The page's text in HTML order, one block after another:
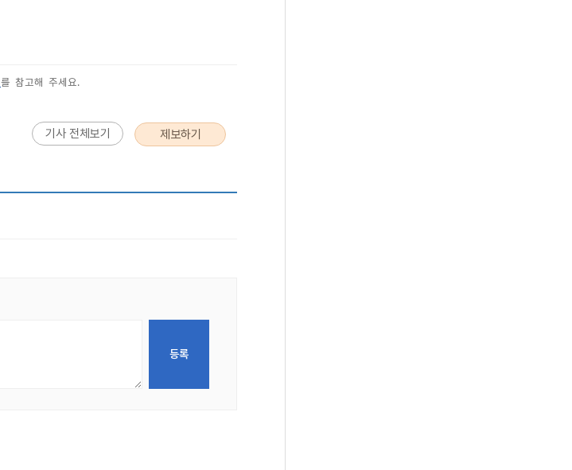
를 참고해 주세요.
기사 전체보기 제보하기